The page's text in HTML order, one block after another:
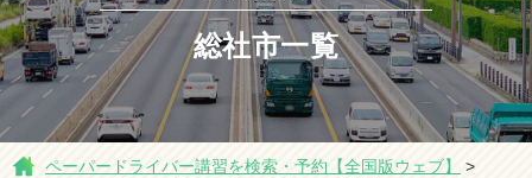
ホーム
総社市一覧
ペーパードライバー講習を検索・予約【全国版ウェブ】
>